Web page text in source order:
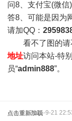
问8、支付宝(微
答8、可能是因为
请加QQ：
看不了图的请
地址访问本站-特
员“admin888”。
点击重新加载2025-9-21